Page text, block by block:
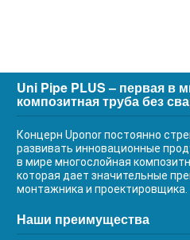
Uni Pipe PLUS – первая в
композитная труба без
Концерн Uponor постоянно
развивать инновационные
в мире многослойная
которая дает значительные
монтажника и проектировщика.
Наши преимущества